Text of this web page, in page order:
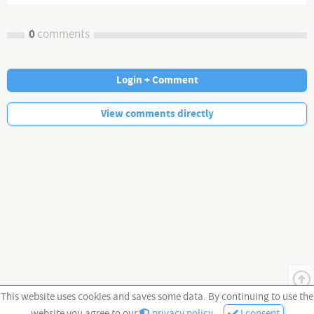
This website uses cookies and saves some data. By continuing to use the
0comments
No more comments.
Login + Comment
View comments directly